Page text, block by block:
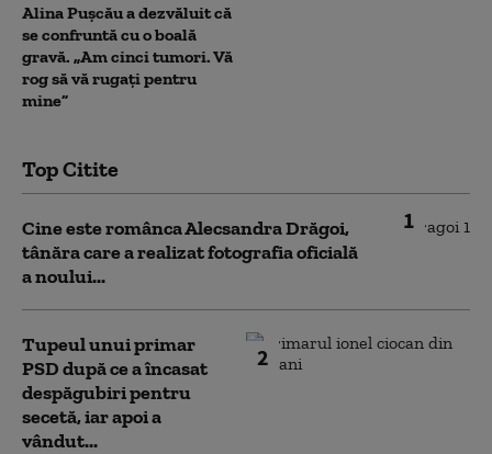
Alina Pușcău a dezvăluit că
se confruntă cu o boală
gravă. „Am cinci tumori. Vă
rog să vă rugați pentru
mine”
Top Citite
1
Cine este românca Alecsandra Drăgoi,
tânăra care a realizat fotografia oficială
a noului...
2
Tupeul unui primar
PSD după ce a încasat
despăgubiri pentru
secetă, iar apoi a
vândut...